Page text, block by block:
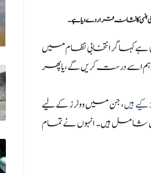
کا نشانہ قرار دے دیا ہے۔
انتخابی نظام میں
اسے درست کریں گے، یا پھر
ہیں، جن میں ووٹرز کے لیے
شامل ہیں۔ انہوں نے تمام